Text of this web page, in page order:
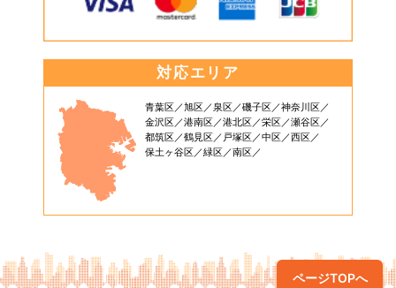
対応エリア
青葉区 旭区 泉区 磯子区
神奈川区
金沢区
港南区 港北区 栄区
瀬谷区
都筑区
鶴見区 戸塚区 中区
西区
保土ヶ谷区
緑区 南区
ページTOPへ